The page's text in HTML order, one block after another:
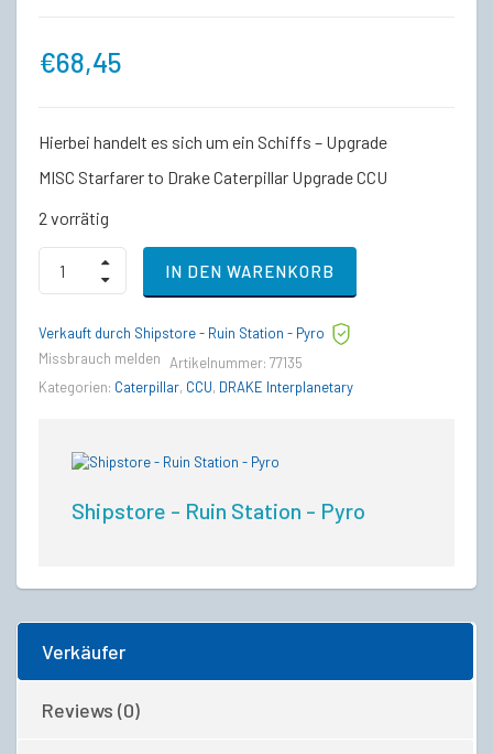
€68,45
Hierbei handelt es sich um ein Schiffs – Upgrade
MISC Starfarer to Drake Caterpillar Upgrade CCU
2 vorrätig
MISC
Starfarer
to
Caterpillar
Upgrade
quantity
IN DEN WARENKORB
Verkauft durch Shipstore - Ruin Station - Pyro
Missbrauch melden
Artikelnummer: 77135
Kategorien: Caterpillar, CCU, DRAKE Interplanetary
Shipstore - Ruin Station - Pyro
Verkäufer
Reviews (0)